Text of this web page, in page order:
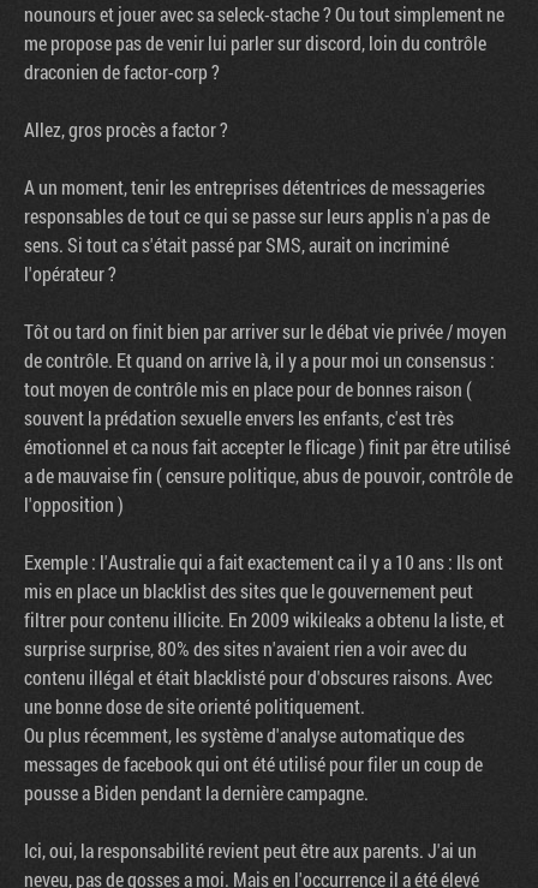
nounours et jouer avec sa seleck-stache ? Ou tout simplement ne
me propose pas de venir lui parler sur discord, loin du contrôle
draconien de factor-corp ?
Allez, gros procès a factor ?
A un moment, tenir les entreprises détentrices de messageries
responsables de tout ce qui se passe sur leurs applis n'a pas de
sens. Si tout ca s'était passé par SMS, aurait on incriminé
l'opérateur ?
Tôt ou tard on finit bien par arriver sur le débat vie privée / moyen
de contrôle. Et quand on arrive là, il y a pour moi un consensus :
tout moyen de contrôle mis en place pour de bonnes raison (
souvent la prédation sexuelle envers les enfants, c'est très
émotionnel et ca nous fait accepter le flicage ) finit par être utilisé
a de mauvaise fin ( censure politique, abus de pouvoir, contrôle de
l'opposition )
Exemple : l'Australie qui a fait exactement ca il y a 10 ans : Ils ont
mis en place un blacklist des sites que le gouvernement peut
filtrer pour contenu illicite. En 2009 wikileaks a obtenu la liste, et
surprise surprise, 80% des sites n'avaient rien a voir avec du
contenu illégal et était blacklisté pour d'obscures raisons. Avec
une bonne dose de site orienté politiquement.
Ou plus récemment, les système d'analyse automatique des
messages de facebook qui ont été utilisé pour filer un coup de
pousse a Biden pendant la dernière campagne.
Ici, oui, la responsabilité revient peut être aux parents. J'ai un
neveu, pas de gosses a moi. Mais en l'occurrence il a été élevé
Factornews